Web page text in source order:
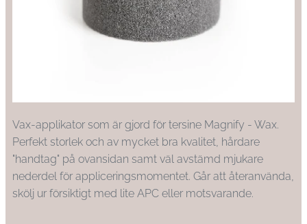
Vax-applikator som är gjord för tersine Magnify - Wax.
Perfekt storlek och av mycket bra kvalitet, hårdare
"handtag" på ovansidan samt väl avstämd mjukare
nederdel för appliceringsmomentet. Går att återanvända,
skölj ur försiktigt med lite APC eller motsvarande.